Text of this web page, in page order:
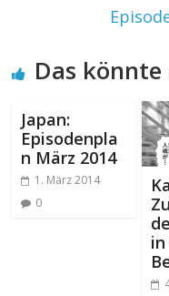
Das
Japan:
Episodenpla
n März 2014
1. März 2014
0